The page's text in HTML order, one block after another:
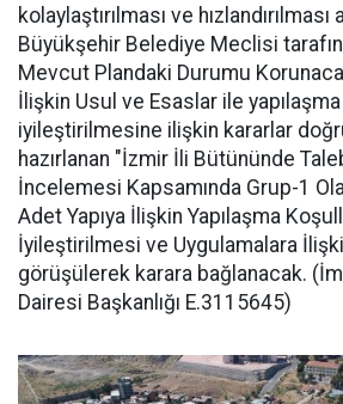
kolaylaştırılması ve hızlandırılması
Büyükşehir Belediye Meclisi
Mevcut Plandaki Durumu
İlişkin Usul ve Esaslar ile yapılaşma
iyileştirilmesine ilişkin kararlar
hazırlanan "İzmir İli Bütününde
İncelemesi Kapsamında Grup-1
Adet Yapıya İlişkin Yapılaşma
İyileştirilmesi ve Uygulamalara
görüşülerek karara bağlanacak.
Dairesi Başkanlığı E.3115645)